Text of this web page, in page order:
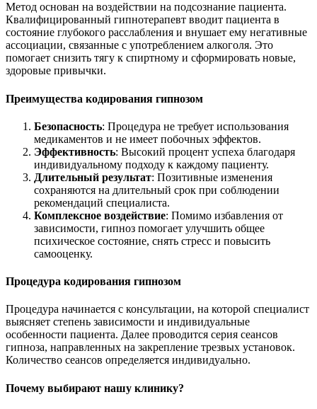
Метод основан на воздействии на подсознание пациента.
Квалифицированный гипнотерапевт вводит пациента в
состояние глубокого расслабления и внушает ему негативные
ассоциации, связанные с употреблением алкоголя. Это
помогает снизить тягу к спиртному и сформировать новые,
здоровые привычки.
Преимущества кодирования гипнозом
Безопасность: Процедура не требует использования
медикаментов и не имеет побочных эффектов.
Эффективность: Высокий процент успеха благодаря
индивидуальному подходу к каждому пациенту.
Длительный результат: Позитивные изменения
сохраняются на длительный срок при соблюдении
рекомендаций специалиста.
Комплексное воздействие: Помимо избавления от
зависимости, гипноз помогает улучшить общее
психическое состояние, снять стресс и повысить
самооценку.
Процедура кодирования гипнозом
Процедура начинается с консультации, на которой специалист
выясняет степень зависимости и индивидуальные
особенности пациента. Далее проводится серия сеансов
гипноза, направленных на закрепление трезвых установок.
Количество сеансов определяется индивидуально.
Почему выбирают нашу клинику?